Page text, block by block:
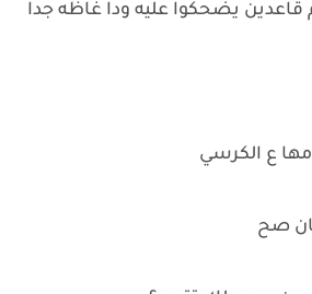
يضحكوا عليه ودا غاظه جدا
ع الكرسي
صح